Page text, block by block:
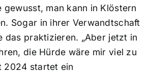
gewusst, man kann in Klöstern
Sogar in ihrer Verwandtschaft
das praktizieren. „Aber jetzt in
die Hürde wäre mir viel zu
2024 startet ein